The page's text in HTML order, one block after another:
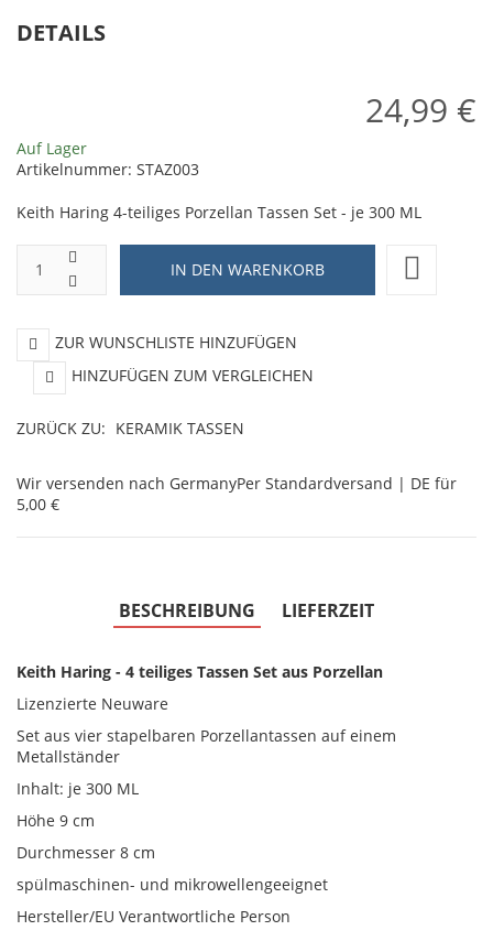
9
Express
DETAILS
24,99 €
Auf Lager
Artikelnummer: STAZ003
Keith Haring 4-teiliges Porzellan Tassen Set - je 300 ML
ZUR WUNSCHLISTE HINZUFÜGEN
HINZUFÜGEN ZUM VERGLEICHEN
ZURÜCK ZU: KERAMIK TASSEN
Wir versenden nach GermanyPer Standardversand | DE für
5,00 €
BESCHREIBUNG LIEFERZEIT
Keith Haring - 4 teiliges Tassen Set aus Porzellan
Lizenzierte Neuware
Set aus vier stapelbaren Porzellantassen auf einem
Metallständer
Inhalt: je 300 ML
Höhe 9 cm
Durchmesser 8 cm
spülmaschinen- und mikrowellengeeignet
Hersteller/EU Verantwortliche Person